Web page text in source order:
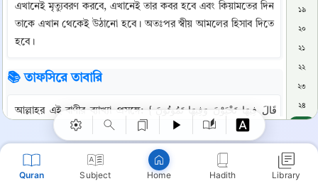
Quran Subject Home Hadith Library
এখানেই মৃত্যুবরণ করবে, এখানেই তার কবর হবে এবং কিয়ামতের দিন
তাকে এখান থেকেই উঠানো হবে। অতঃপর স্বীয় আমলের হিসাব দিতে
হবে।
📚 তাফসিরে তাবারি
আল্লাহর এই বাণীর ব্যাখ্যা প্রসঙ্গে: {قَالَ فِيهَا تَحْيَوْنَ وَفِيهَا تَمُوتُونَ
وَمِنْهَا تُخْرَجُونَ} (তিনি বললেন, ‘সেখানেই তোমরা জীবন যাপন
করবে, সেখানেই তোমাদের মৃত্যু হবে এবং সেখান থেকেই
তোমাদেরকে বের করে আনা হবে’)। (সূরা আল-আ‘রাফ: ২৫)
১৯
২০
২১
২২
২৩
২৪
২৬